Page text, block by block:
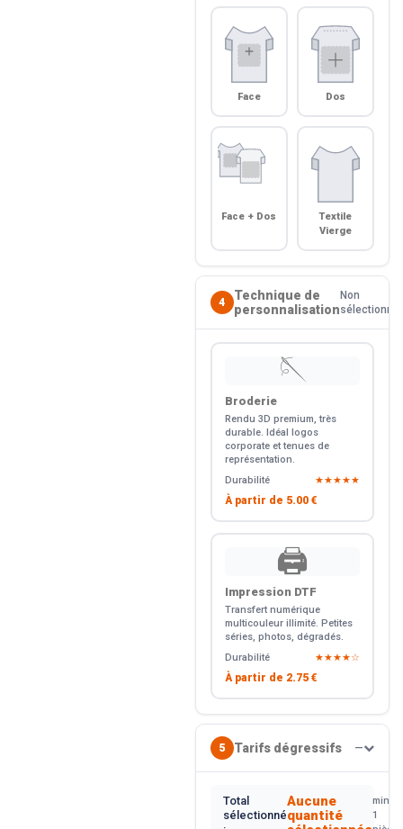
Face Dos
Face + Dos
Textile
Vierge
4
Technique de
personnalisation
Non
sélectionné
🪡
Broderie
Rendu 3D premium, très
durable. Idéal logos
corporate et tenues de
représentation.
Durabilité
★★★★★
À partir de 5.00 €
🖨️
Impression DTF
Transfert numérique
multicouleur illimité. Petites
séries, photos, dégradés.
Durabilité
★★★★☆
À partir de 2.75 €
5 Tarifs dégressifs —
Total
sélectionné
Aucune
quantité
min.
1